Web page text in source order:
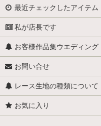
金銀、ラメ系のレース
幅5cm以下のレース
幅5.1cm〜10cm以下のレース
幅10.1cm〜15cm以下のレース
幅15.1cm以上のレース
150円以下で買えるレース
最近チェックしたアイテム
私が店長です
お客様作品集ウエディング
お問い合せ
レース生地の種類について
お気に入り